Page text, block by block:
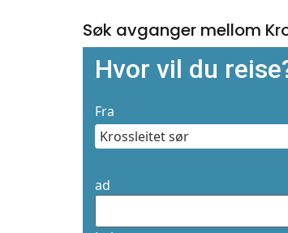
Søk avganger mellom
Hvor vil du
Fra
ad